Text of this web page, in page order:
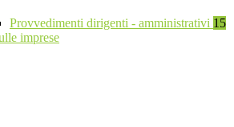
Provvedimenti dirigenti - amministrativi 15
imprese